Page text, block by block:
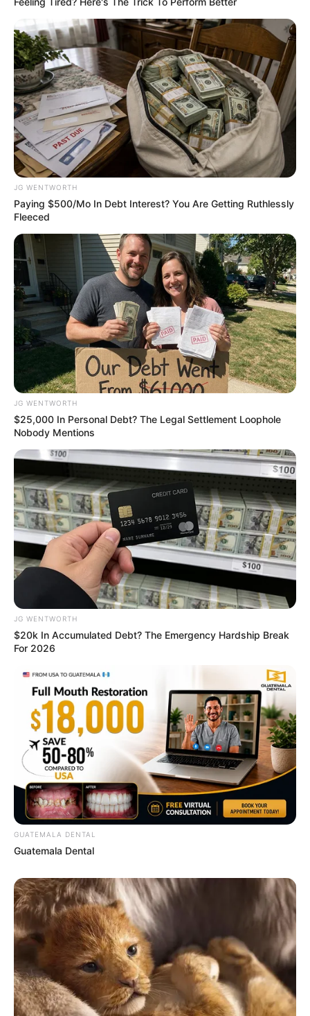
17 Astonishingly Beautiful Cave Churches
BRAINBERRIES
Stop Waiting In Line: The 87¢ Generic Viagra Is
Actually "Self-Serve" In Aisle 7
FRIDAY PLANS
Pfizer's Worst Nightmare: Men Canceling $80
Prescriptions For This 87¢ Blue Pill Hack
FRIDAY PLANS
Arthrologist Begs To Stop Buying Knee Braces - Do
This Instead
FORGE BODY
Japan's Greatest Doctors Say Memory Loss Isn't
Age: Just Stop Drinking These 3 Beverages
NEUROMIND PRO
JG WENTWORTH
Paying $500/Mo In Debt Interest? You Are Getting Ruthlessly
Fleeced
JG WENTWORTH
$25,000 In Personal Debt? The Legal Settlement Loophole
Nobody Mentions
JG WENTWORTH
$20k In Accumulated Debt? The Emergency Hardship Break
For 2026
GUATEMALA DENTAL
Guatemala Dental